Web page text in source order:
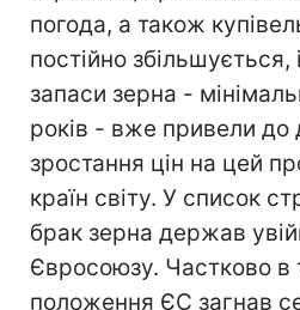
погода, а також
постійно збільшується,
запаси зерна -
років - вже привели до
зростання цін на цей
країн світу. У список
брак зерна держав
Євросоюзу. Частково в
положення ЄС загнав